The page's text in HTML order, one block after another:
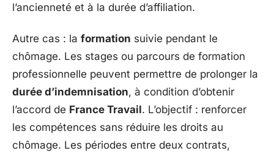
l’ancienneté et à la durée d’affiliation.
Autre cas : la formation suivie pendant le
chômage. Les stages ou parcours de formation
professionnelle peuvent permettre de prolonger la
durée d’indemnisation, à condition d’obtenir
l’accord de France Travail. L’objectif : renforcer
les compétences sans réduire les droits au
chômage. Les périodes entre deux contrats,